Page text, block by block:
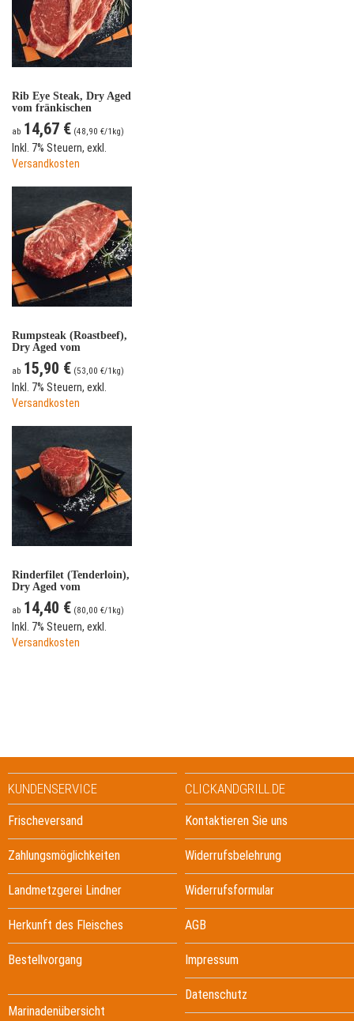
Rib Eye Steak, Dry Aged
vom fränkischen
Simmentaler Rind
ab 14,67 € (48,90 €/1kg)
Inkl. 7% Steuern, exkl.
Versandkosten
Rumpsteak (Roastbeef),
Dry Aged vom
fränkischen
Simmentaler Rind
ab 15,90 € (53,00 €/1kg)
Inkl. 7% Steuern, exkl.
Versandkosten
Rinderfilet (Tenderloin),
Dry Aged vom
fränkischen
Simmentaler Rind
ab 14,40 € (80,00 €/1kg)
Inkl. 7% Steuern, exkl.
Versandkosten
KUNDENSERVICE
Frischeversand
Zahlungsmöglichkeiten
Landmetzgerei Lindner
Herkunft des Fleisches
Bestellvorgang
Marinadenübersicht
CLICKANDGRILL.DE
Kontaktieren Sie uns
Widerrufsbelehrung
Widerrufsformular
AGB
Impressum
Datenschutz